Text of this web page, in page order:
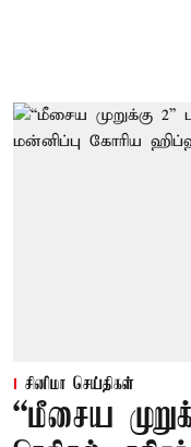
சினிமா செய்திகள்
“மீசைய